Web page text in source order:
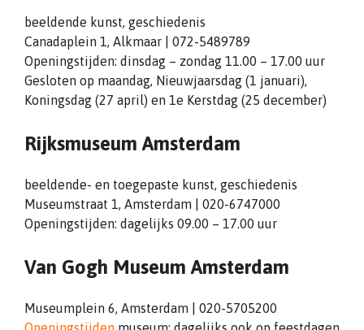
beeldende kunst, geschiedenis
Canadaplein 1, Alkmaar | 072-5489789
Openingstijden: dinsdag – zondag 11.00 – 17.00 uur
Gesloten op maandag, Nieuwjaarsdag (1 januari),
Koningsdag (27 april) en 1e Kerstdag (25 december)
Rijksmuseum Amsterdam
beeldende- en toegepaste kunst, geschiedenis
Museumstraat 1, Amsterdam | 020-6747000
Openingstijden: dagelijks 09.00 – 17.00 uur
Van Gogh Museum Amsterdam
Museumplein 6, Amsterdam | 020-5705200